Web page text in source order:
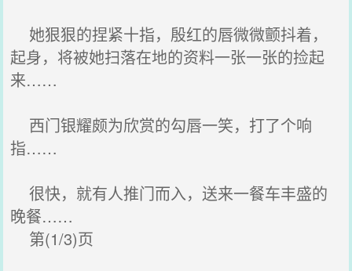
她狠狠的捏紧十指，殷红的唇微微颤抖着，
起身，将被她扫落在地的资料一张一张的捡起
来……
西门银耀颇为欣赏的勾唇一笑，打了个响
指……
很快，就有人推门而入，送来一餐车丰盛的
晚餐……
第(1/3)页